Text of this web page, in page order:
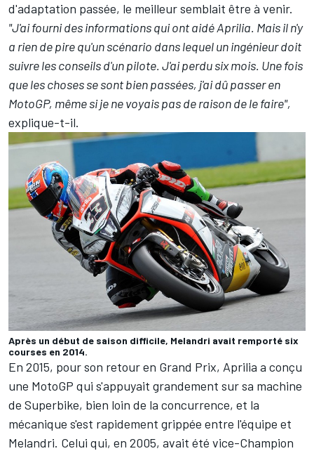
d'adaptation passée, le meilleur semblait être à venir.
"J'ai fourni des informations qui ont aidé Aprilia. Mais il n'y
a rien de pire qu'un scénario dans lequel un ingénieur doit
suivre les conseils d'un pilote. J'ai perdu six mois. Une fois
que les choses se sont bien passées, j'ai dû passer en
MotoGP, même si je ne voyais pas de raison de le faire",
explique-t-il.
Après un début de saison difficile, Melandri avait remporté six
courses en 2014.
En 2015, pour son retour en Grand Prix, Aprilia a conçu
une MotoGP qui s'appuyait grandement sur sa machine
de Superbike, bien loin de la concurrence, et la
mécanique s'est rapidement grippée entre l'équipe et
Melandri. Celui qui, en 2005, avait été vice-Champion